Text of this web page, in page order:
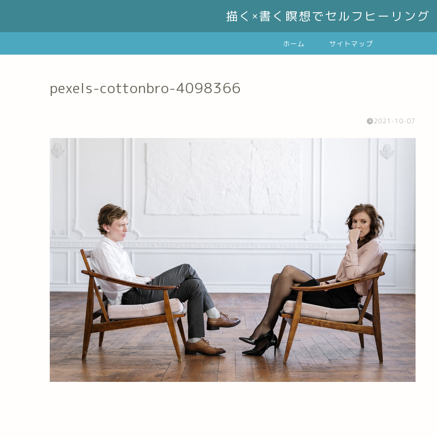
描く×書く瞑想でセルフヒーリング
ホーム サイトマップ
pexels-cottonbro-4098366
2021-10-07